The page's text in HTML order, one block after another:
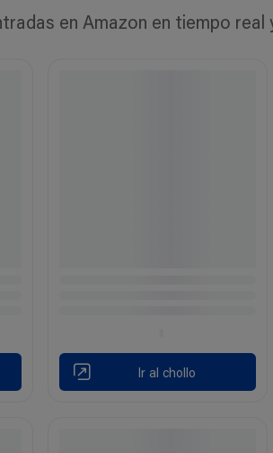
en Amazon en tiempo real
Ir al chollo